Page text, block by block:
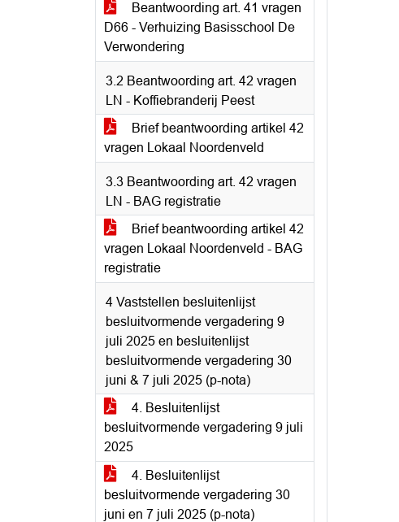
Beantwoording art. 41 vragen
D66 - Verhuizing Basisschool De
Verwondering
3.2 Beantwoording art. 42 vragen
LN - Koffiebranderij Peest
Brief beantwoording artikel 42
vragen Lokaal Noordenveld
3.3 Beantwoording art. 42 vragen
LN - BAG registratie
Brief beantwoording artikel 42
vragen Lokaal Noordenveld - BAG
registratie
4 Vaststellen besluitenlijst
besluitvormende vergadering 9
juli 2025 en besluitenlijst
besluitvormende vergadering 30
juni & 7 juli 2025 (p-nota)
4. Besluitenlijst
besluitvormende vergadering 9 juli
2025
4. Besluitenlijst
besluitvormende vergadering 30
juni en 7 juli 2025 (p-nota)